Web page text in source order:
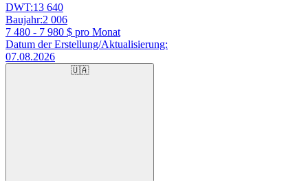
DWT:13 640
Baujahr:2 006
7 480 - 7 980 $ pro Monat
Datum der Erstellung/Aktualisierung:
07.08.2026
🇺🇦